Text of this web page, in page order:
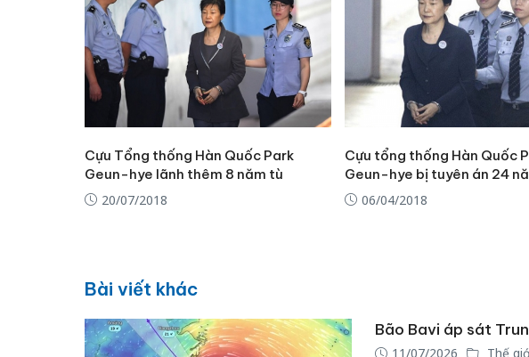
Cựu Tổng thống Hàn Quốc Park
Geun-hye lãnh thêm 8 năm tù
20/07/2018
Cựu tổng thống Hàn Quốc
Geun-hye bị tuyên án 24
06/04/2018
Bài viết khác
Bão Bavi áp sát
11/07/2026 Thế